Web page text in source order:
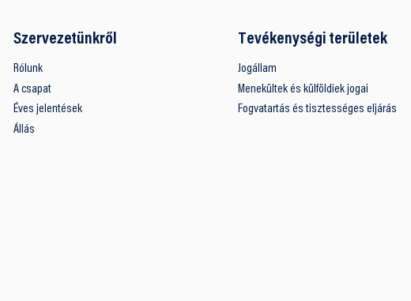
Szervezetünkről
Rólunk
A csapat
Éves jelentések
Állás
Tevékenységi területek
Jogállam
Menekültek és külföldiek jogai
Fogvatartás és tisztességes eljárás